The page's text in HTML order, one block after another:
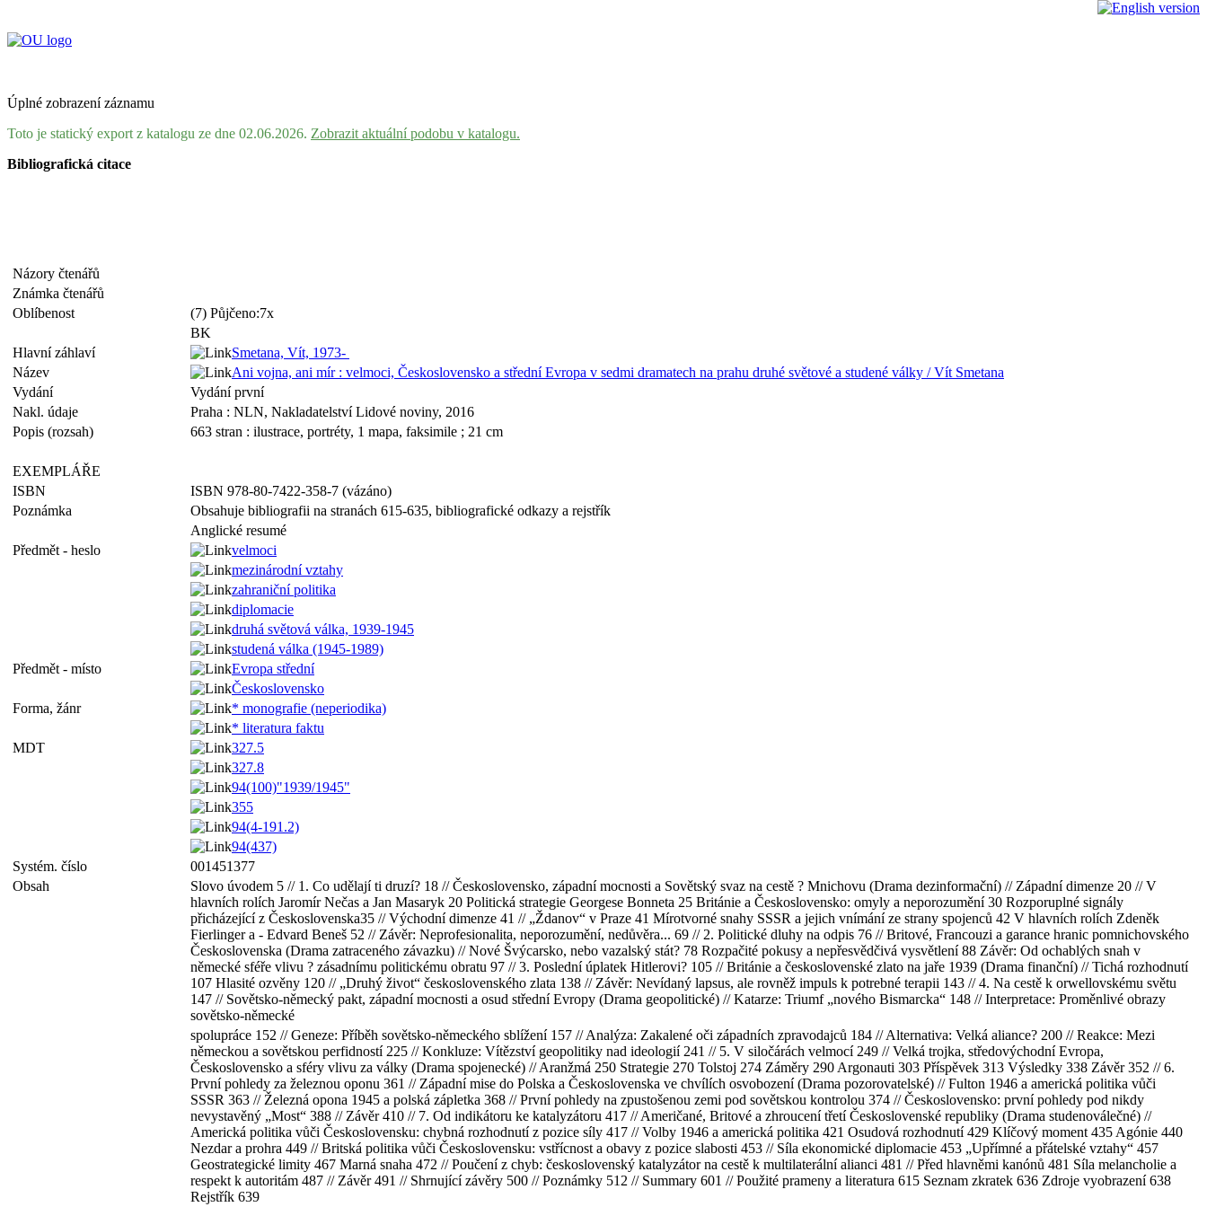
Úplné zobrazení záznamu
Toto je statický export z katalogu ze dne 02.06.2026. Zobrazit aktuální podobu v katalogu.
Bibliografická citace
Názory čtenářů
Známka čtenářů
Oblíbenost
(7) Půjčeno:7x
BK
Hlavní záhlaví
Smetana, Vít, 1973-
Název
Ani vojna, ani mír : velmoci, Československo a střední Evropa v sedmi dramatech na prahu druhé světové a studené války / Vít Smetana
Vydání
Vydání první
Nakl. údaje
Praha : NLN, Nakladatelství Lidové noviny, 2016
Popis (rozsah)
663 stran : ilustrace, portréty, 1 mapa, faksimile ; 21 cm
EXEMPLÁŘE
ISBN
ISBN 978-80-7422-358-7 (vázáno)
Poznámka
Obsahuje bibliografii na stranách 615-635, bibliografické odkazy a rejstřík
Anglické resumé
Předmět - heslo
velmoci
mezinárodní vztahy
zahraniční politika
diplomacie
druhá světová válka, 1939-1945
studená válka (1945-1989)
Předmět - místo
Evropa střední
Československo
Forma, žánr
* monografie (neperiodika)
* literatura faktu
MDT
327.5
327.8
94(100)"1939/1945"
355
94(4-191.2)
94(437)
Systém. číslo
001451377
Obsah
Slovo úvodem 5 // 1. Co udělají ti druzí? 18 // Československo, západní mocnosti a Sovětský svaz na cestě ? Mnichovu (Drama dezinformační) // Západní dimenze 20 // V
hlavních rolích Jaromír Nečas a Jan Masaryk 20 Politická strategie Georgese Bonneta 25 Británie a Československo: omyly a neporozumění 30 Rozporuplné signály
přicházející z Československa35 // Východní dimenze 41 // „Ždanov“ v Praze 41 Mírotvorné snahy SSSR a jejich vnímání ze strany spojenců 42 V hlavních rolích Zdeněk
Fierlinger a - Edvard Beneš 52 // Závěr: Neprofesionalita, neporozumění, nedůvěra... 69 // 2. Politické dluhy na odpis 76 // Britové, Francouzi a garance hranic pomnichovského
Československa (Drama zatraceného závazku) // Nové Švýcarsko, nebo vazalský stát? 78 Rozpačité pokusy a nepřesvědčivá vysvětlení 88 Závěr: Od ochablých snah v
německé sféře vlivu ? zásadnímu politickému obratu 97 // 3. Poslední úplatek Hitlerovi? 105 // Británie a československé zlato na jaře 1939 (Drama finanční) // Tichá rozhodnutí
107 Hlasité ozvěny 120 // „Druhý život“ československého zlata 138 // Závěr: Nevídaný lapsus, ale rovněž impuls k potrebné terapii 143 // 4. Na cestě k orwellovskému světu
147 // Sovětsko-německý pakt, západní mocnosti a osud střední Evropy (Drama geopolitické) // Katarze: Triumf „nového Bismarcka“ 148 // Interpretace: Proměnlivé obrazy
sovětsko-německé
spolupráce 152 // Geneze: Příběh sovětsko-německého sblížení 157 // Analýza: Zakalené oči západních zpravodajců 184 // Alternativa: Velká aliance? 200 // Reakce: Mezi
německou a sovětskou perfidností 225 // Konkluze: Vítězství geopolitiky nad ideologií 241 // 5. V siločárách velmocí 249 // Velká trojka, středovýchodní Evropa,
Československo a sféry vlivu za války (Drama spojenecké) // Aranžmá 250 Strategie 270 Tolstoj 274 Záměry 290 Argonauti 303 Příspěvek 313 Výsledky 338 Závěr 352 // 6.
První pohledy za železnou oponu 361 // Západní mise do Polska a Československa ve chvílích osvobození (Drama pozorovatelské) // Fulton 1946 a americká politika vůči
SSSR 363 // Železná opona 1945 a polská zápletka 368 // První pohledy na zpustošenou zemi pod sovětskou kontrolou 374 // Československo: první pohledy pod nikdy
nevystavěný „Most“ 388 // Závěr 410 // 7. Od indikátoru ke katalyzátoru 417 // Američané, Britové a zhroucení třetí Československé republiky (Drama studenoválečné) //
Americká politika vůči Československu: chybná rozhodnutí z pozice síly 417 // Volby 1946 a americká politika 421 Osudová rozhodnutí 429 Klíčový moment 435 Agónie 440
Nezdar a prohra 449 // Britská politika vůči Československu: vstřícnost a obavy z pozice slabosti 453 // Síla ekonomické diplomacie 453 „Upřímné a přátelské vztahy“ 457
Geostrategické limity 467 Marná snaha 472 // Poučení z chyb: československý katalyzátor na cestě k multilaterální alianci 481 // Před hlavněmi kanónů 481 Síla melancholie a
respekt k autoritám 487 // Závěr 491 // Shrnující závěry 500 // Poznámky 512 // Summary 601 // Použité prameny a literatura 615 Seznam zkratek 636 Zdroje vyobrazení 638
Rejstřík 639